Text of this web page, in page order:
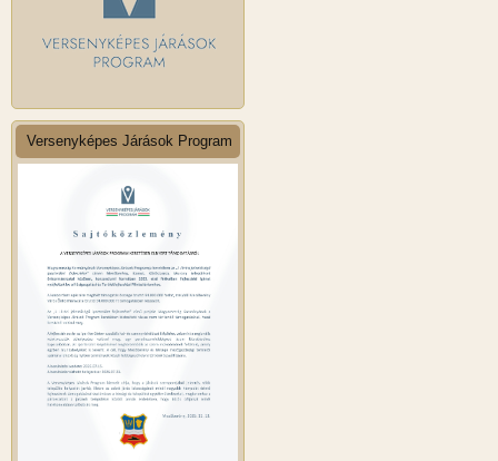
Versenyképes Járások Program